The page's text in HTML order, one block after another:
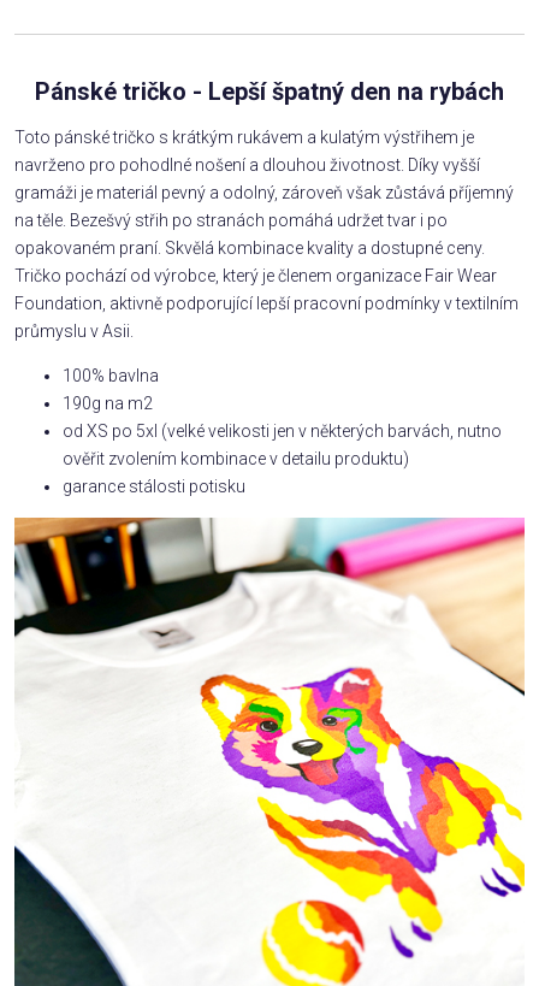
Pánské tričko - Lepší špatný den na rybách
Toto pánské tričko s krátkým rukávem a kulatým výstřihem je
navrženo pro pohodlné nošení a dlouhou životnost. Díky vyšší
gramáži je materiál pevný a odolný, zároveň však zůstává příjemný
na těle. Bezešvý střih po stranách pomáhá udržet tvar i po
opakovaném praní. Skvělá kombinace kvality a dostupné ceny.
Tričko pochází od výrobce, který je členem organizace Fair Wear
Foundation, aktivně podporující lepší pracovní podmínky v textilním
průmyslu v Asii.
100% bavlna
190g na m2
od XS po 5xl (velké velikosti jen v některých barvách, nutno
ověřit zvolením kombinace v detailu produktu)
garance stálosti potisku